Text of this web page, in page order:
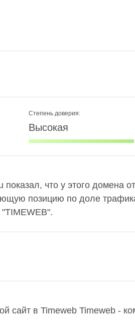
Степень доверия:
Высокая
что у этого домена
позицию по доле
сайт в Timeweb Timeweb -